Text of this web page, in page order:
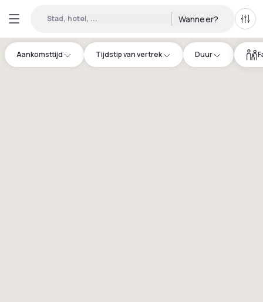
Stad, hotel, ... Wanneer?
Aankomsttijd Tijdstip van vertrek Duur